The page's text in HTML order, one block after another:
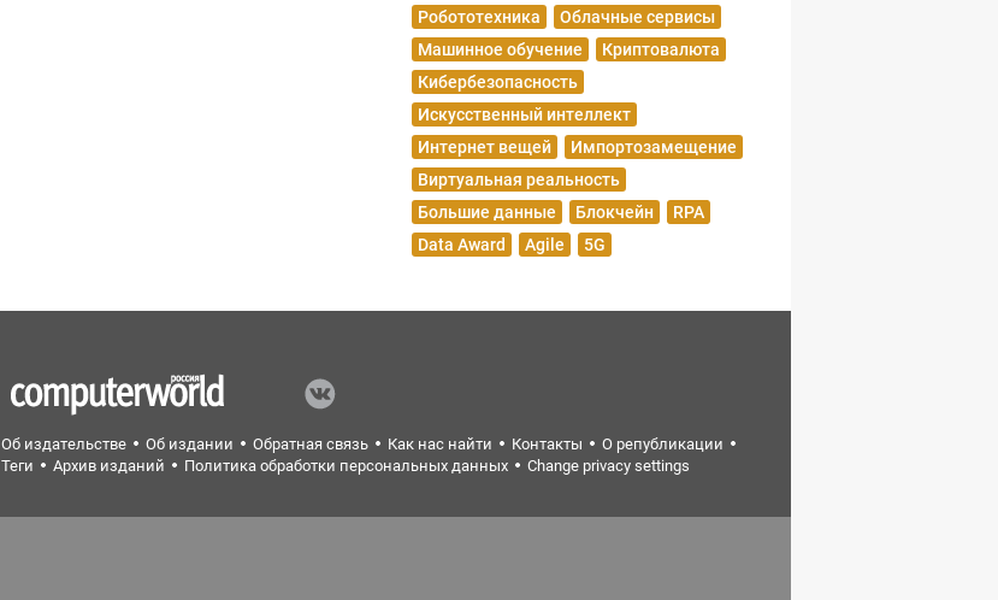
Робототехника
Облачные сервисы
Машинное обучение
Криптовалюта
Кибербезопасность
Искусственный интеллект
Интернет вещей
Импортозамещение
Виртуальная реальность
Большие данные
Блокчейн
RPA
Data Award
Agile 5G
Об издательстве Об издании Обратная связь Как нас найти Контакты
О републикации
Теги
Архив изданий Политика обработки персональных данных Change privacy settings